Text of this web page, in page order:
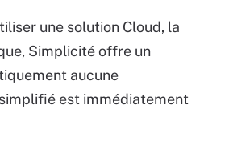
une solution Cloud, la
Simplicité offre un
aucune
est immédiatement